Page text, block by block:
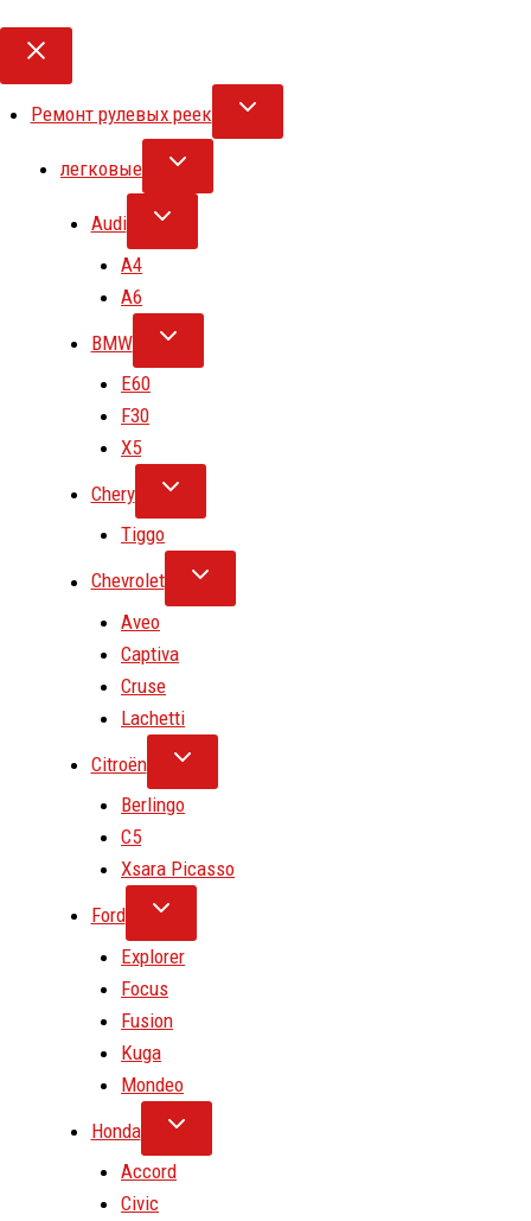
Ремонт рулевых реек
легковые
Audi
A4
A6
BMW
E60
F30
X5
Chery
Tiggo
Chevrolet
Aveo
Captiva
Cruse
Lachetti
Citroën
Berlingo
C5
Xsara Picasso
Ford
Explorer
Focus
Fusion
Kuga
Mondeo
Honda
Accord
Civic